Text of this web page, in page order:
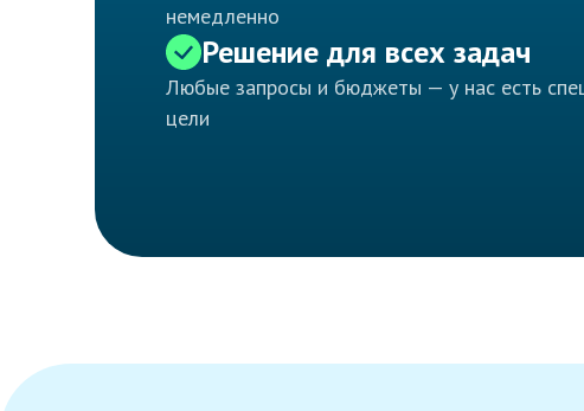
немедленно
Решение для всех задач
Любые запросы и бюджеты — у нас есть
цели